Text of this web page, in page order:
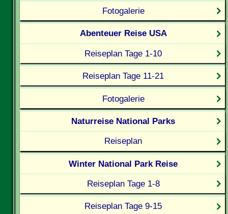
Fotogalerie
Abenteuer Reise USA
Reiseplan Tage 1-10
Reiseplan Tage 11-21
Fotogalerie
Naturreise National Parks
Reiseplan
Winter National Park Reise
Reiseplan Tage 1-8
Reiseplan Tage 9-15